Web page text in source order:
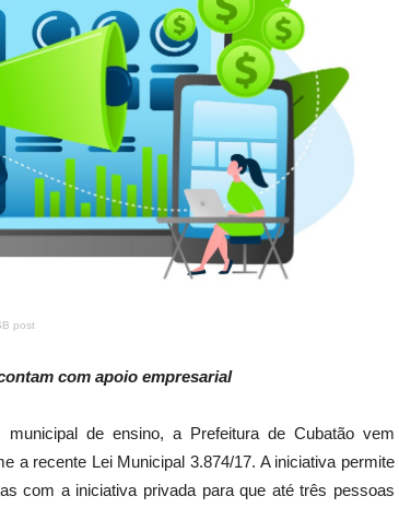
post
com apoio empresarial
de ensino, a Prefeitura de Cubatão vem
a recente Lei Municipal 3.874/17. A iniciativa permite
com a iniciativa privada para que até três pessoas